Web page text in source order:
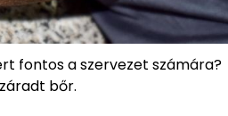
fontos a szervezet számára?
bőr.